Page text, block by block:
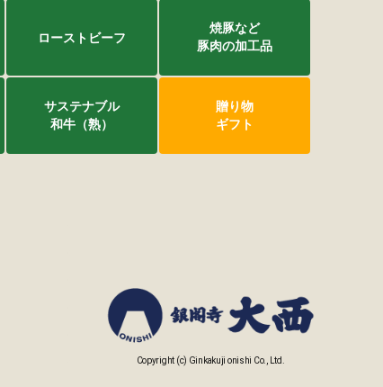
ローストビーフ
焼豚など
豚肉の加工品
サステナブル
和牛（熟）
贈り物
ギフト
Copyright (c) Ginkakuji onishi Co., Ltd.